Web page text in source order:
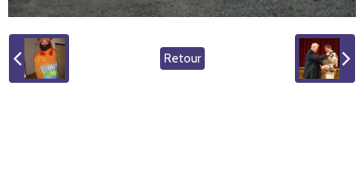
Retour